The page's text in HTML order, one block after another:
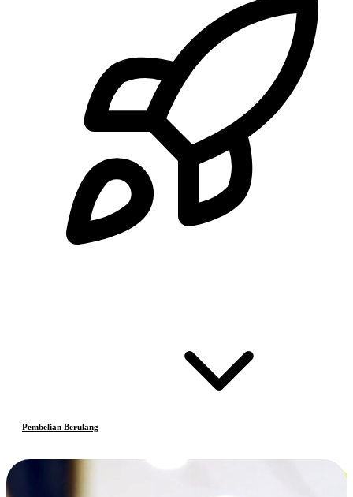
Pembelian Berulang